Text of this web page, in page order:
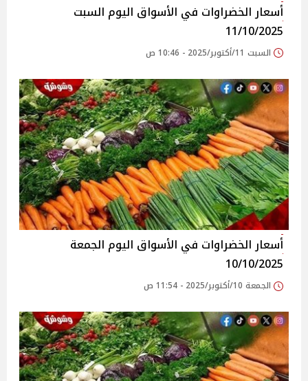
أسعار الخضراوات في الأسواق‎‎ اليوم السبت
11/10/2025
السبت 11/أكتوبر/2025 - 10:46 ص
أسعار الخضراوات في الأسواق‎‎ اليوم الجمعة
10/10/2025
الجمعة 10/أكتوبر/2025 - 11:54 ص